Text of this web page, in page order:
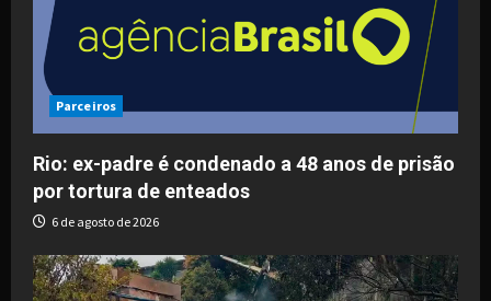
Parceiros
Rio: ex-padre é condenado a 48 anos de prisão
por tortura de enteados
6 de agosto de 2026